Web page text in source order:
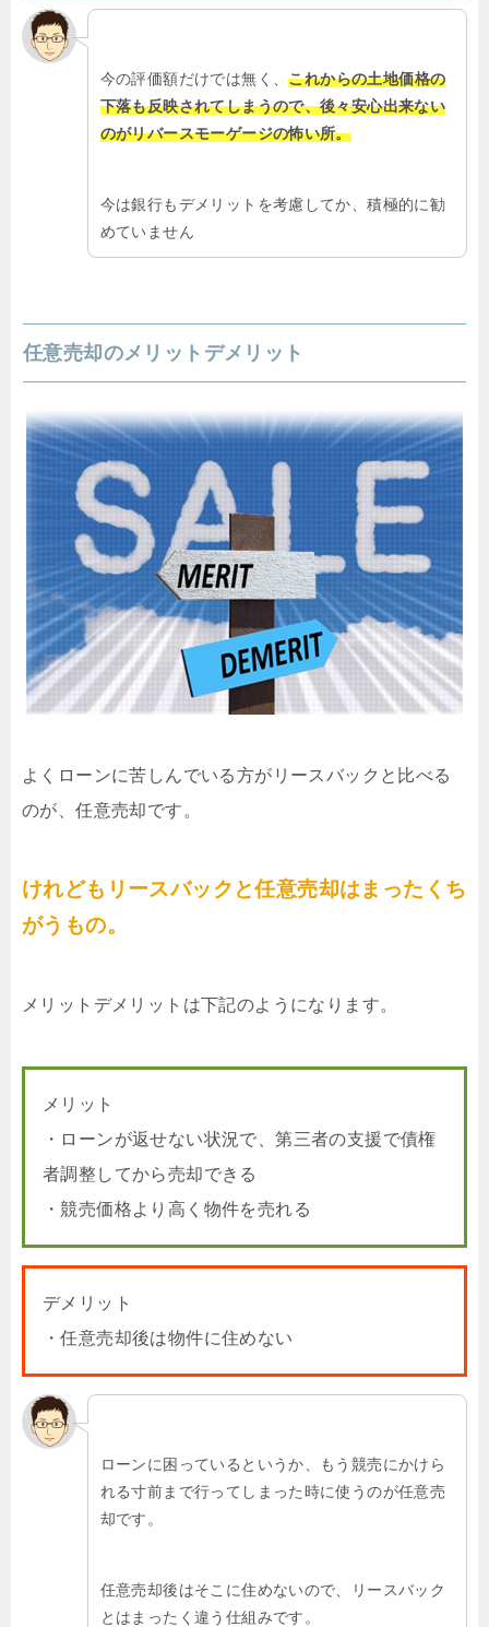
今の評価額だけでは無く、これからの土地価格の
下落も反映されてしまうので、後々安心出来ない
のがリバースモーゲージの怖い所。
今は銀行もデメリットを考慮してか、積極的に勧
めていません
任意売却のメリットデメリット
よくローンに苦しんでいる方がリースバックと比べる
のが、任意売却です。
けれどもリースバックと任意売却はまったくち
がうもの。
メリットデメリットは下記のようになります。
メリット
・ローンが返せない状況で、第三者の支援で債権
者調整してから売却できる
・競売価格より高く物件を売れる
デメリット
・任意売却後は物件に住めない
ローンに困っているというか、もう競売にかけら
れる寸前まで行ってしまった時に使うのが任意売
却です。
任意売却後はそこに住めないので、リースバック
とはまったく違う仕組みです。